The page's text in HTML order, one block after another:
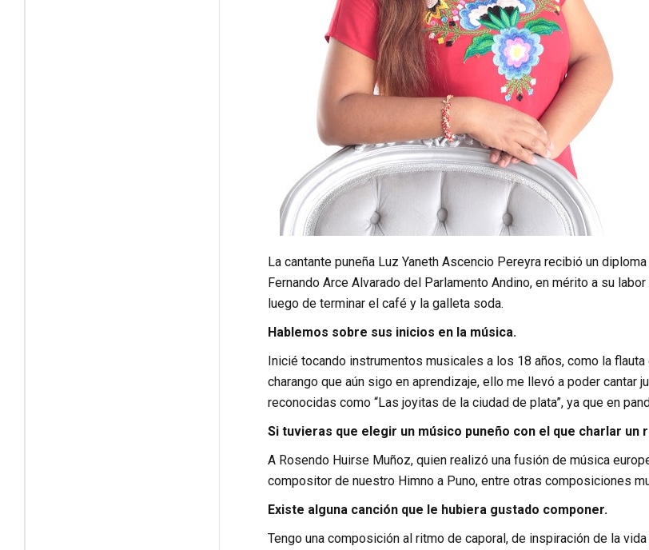
La cantante puneña Luz Yaneth Ascencio Pereyra recibió un
Fernando Arce Alvarado del Parlamento Andino, en mérito a su
luego de terminar el café y la galleta soda.
Hablemos sobre sus inicios en la música.
Inicié tocando instrumentos musicales a los 18 años, como la
charango que aún sigo en aprendizaje, ello me llevó a poder
reconocidas como “Las joyitas de la ciudad de plata”, ya que en
Si tuvieras que elegir un músico puneño con el que charlar un
A Rosendo Huirse Muñoz, quien realizó una fusión de música
compositor de nuestro Himno a Puno, entre otras composiciones
Existe alguna canción que le hubiera gustado componer.
Tengo una composición al ritmo de caporal, de inspiración de la